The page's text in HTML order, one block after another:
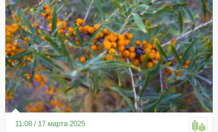
11:08 / 17 марта 2025